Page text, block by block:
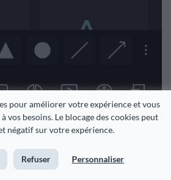
pour améliorer votre expérience et vous
besoins. Le blocage des cookies peut
négatif sur votre expérience.
Refuser Personnaliser
En-tête et Texte. Ensuite, « Ajoutez